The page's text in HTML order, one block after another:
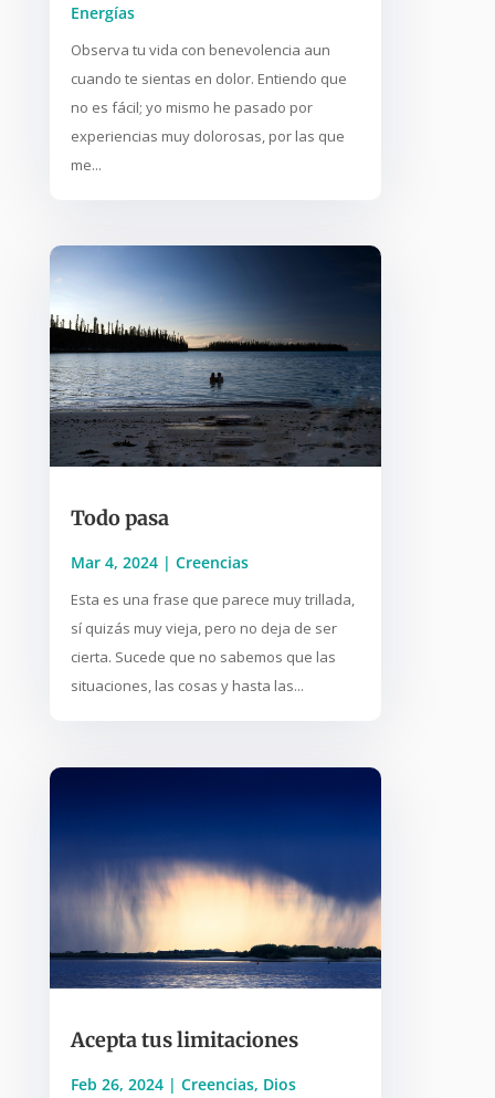
Energías
Observa tu vida con benevolencia aun
cuando te sientas en dolor. Entiendo que
no es fácil; yo mismo he pasado por
experiencias muy dolorosas, por las que
me...
Todo pasa
Mar 4, 2024| Creencias
Esta es una frase que parece muy trillada,
sí quizás muy vieja, pero no deja de ser
cierta. Sucede que no sabemos que las
situaciones, las cosas y hasta las...
Acepta tus limitaciones
Feb 26, 2024| Creencias, Dios